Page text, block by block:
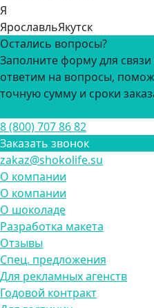
Я
ЯрославльЯкутск
Остались вопросы?
Заполните форму для
ответим на вопросы,
точную сумму и сроки
8 (800) 707 86 82
Заказать звонок
zakaz@shokolife.su
О компании
О компании
О шоколаде
Разработка макета
Отзывы
Спец. предложения
Для рекламных агенств
Годовой контракт